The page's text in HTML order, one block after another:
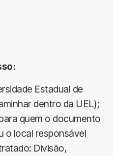
Estadual de
dentro da UEL);
quem o documento
o local responsável
Divisão,